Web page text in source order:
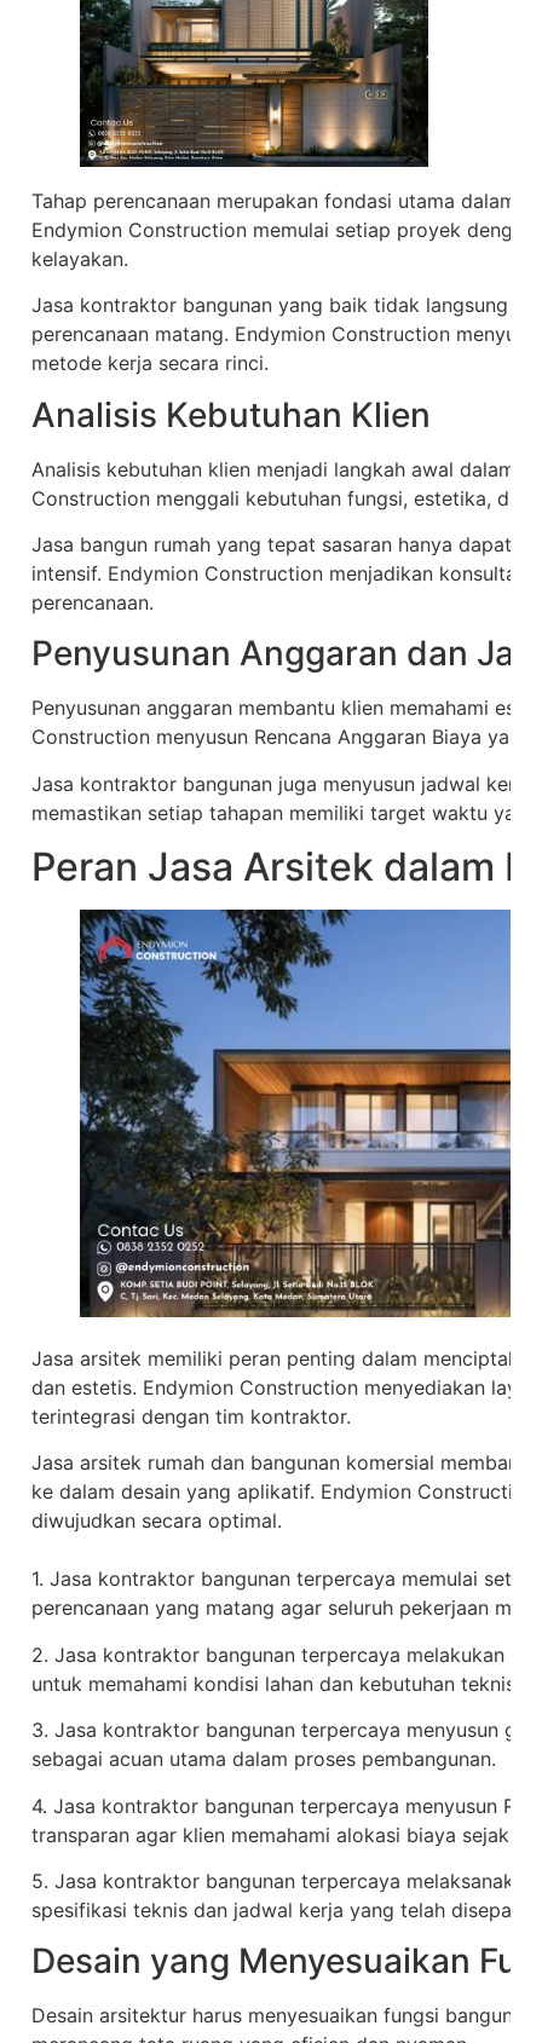
Tahap perencanaan merupakan fondasi utama dalam
Endymion Construction memulai setiap proyek
kelayakan.
Jasa kontraktor bangunan yang baik tidak langsung
perencanaan matang. Endymion Construction
metode kerja secara rinci.
Analisis Kebutuhan Klien
Analisis kebutuhan klien menjadi langkah awal dalam
Construction menggali kebutuhan fungsi, estetika, dan
Jasa bangun rumah yang tepat sasaran hanya dapat
intensif. Endymion Construction menjadikan
perencanaan.
Penyusunan Anggaran dan
Penyusunan anggaran membantu klien memahami
Construction menyusun Rencana Anggaran Biaya
Jasa kontraktor bangunan juga menyusun jadwal
memastikan setiap tahapan memiliki target waktu yang
Peran Jasa Arsitek dalam
Jasa arsitek memiliki peran penting dalam
dan estetis. Endymion Construction menyediakan
terintegrasi dengan tim kontraktor.
Jasa arsitek rumah dan bangunan komersial
ke dalam desain yang aplikatif. Endymion
diwujudkan secara optimal.
1. Jasa kontraktor bangunan terpercaya memulai
perencanaan yang matang agar seluruh pekerjaan
2. Jasa kontraktor bangunan terpercaya melakukan
untuk memahami kondisi lahan dan kebutuhan teknis
3. Jasa kontraktor bangunan terpercaya menyusun
sebagai acuan utama dalam proses pembangunan.
4. Jasa kontraktor bangunan terpercaya menyusun
transparan agar klien memahami alokasi biaya sejak
5. Jasa kontraktor bangunan terpercaya
spesifikasi teknis dan jadwal kerja yang telah
Desain yang Menyesuaikan
Desain arsitektur harus menyesuaikan fungsi